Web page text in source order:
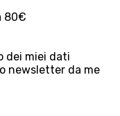
80€
dei miei dati
newsletter da me